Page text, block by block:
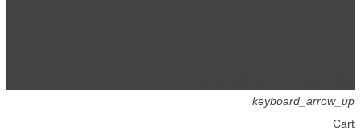
keyboard_arrow_up
Cart